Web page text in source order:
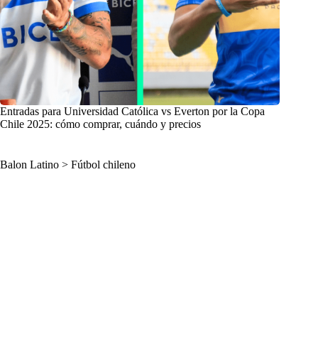
Entradas para Universidad Católica vs Everton por la Copa
Chile 2025: cómo comprar, cuándo y precios
Balon Latino > Fútbol chileno